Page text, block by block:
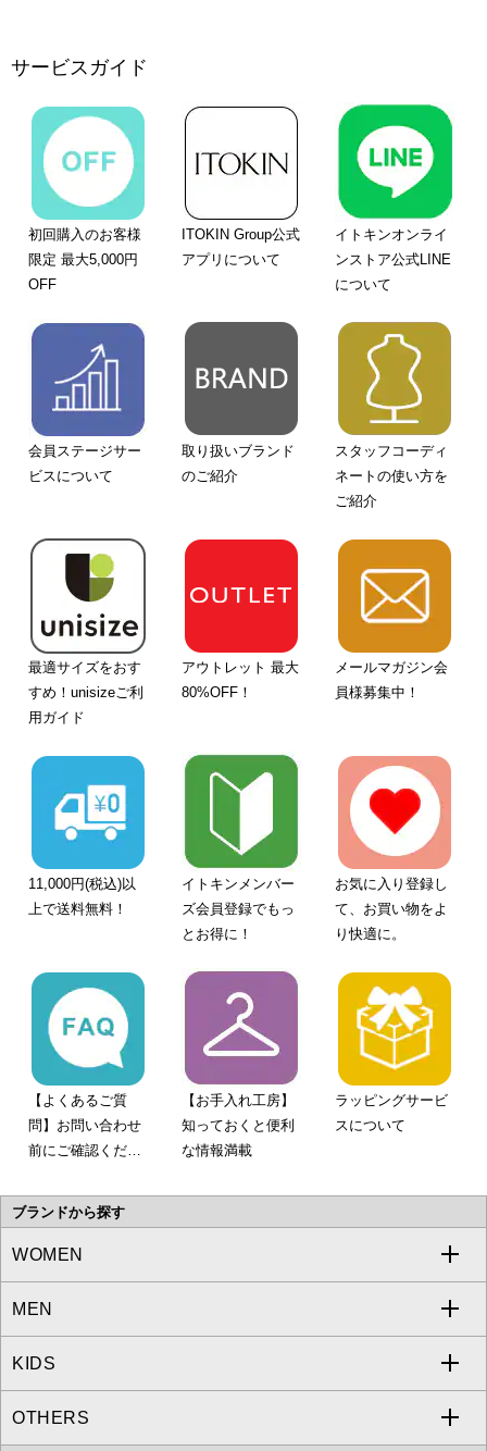
サービスガイド
初回購入のお客様
限定 最大5,000円
OFF
ITOKIN Group公式
アプリについて
イトキンオンライ
ンストア公式LINE
について
会員ステージサー
ビスについて
取り扱いブランド
のご紹介
スタッフコーディ
ネートの使い方を
ご紹介
最適サイズをおす
すめ！unisizeご利
用ガイド
アウトレット 最大
80%OFF！
メールマガジン会
員様募集中！
11,000円(税込)以
上で送料無料！
イトキンメンバー
ズ会員登録でもっ
とお得に！
お気に入り登録し
て、お買い物をよ
り快適に。
【よくあるご質
問】お問い合わせ
前にご確認くださ
【お手入れ工房】
知っておくと便利
な情報満載
ラッピングサービ
スについて
ブランドから探す
WOMEN
a.v.v
MICHEL KLEIN
MK MICHEL KLEIN
MEN
a.v.v
MICHEL KLEIN HOMME
KIDS
a.v.v
OTHERS